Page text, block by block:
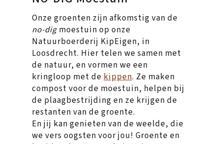
Onze groenten zijn afkomstig van de
no-digmoestuin op onze
Natuurboerderij KipEigen, in
Loosdrecht. Hier telen we samen met
de natuur, en vormen we een
kringloop met dekippen. Ze maken
compost voor de moestuin, helpen bij
de plaagbestrijding en ze krijgen de
restanten van de groente.
En jij kan genieten van de weelde, die
we vers oogsten voor jou! Groente en